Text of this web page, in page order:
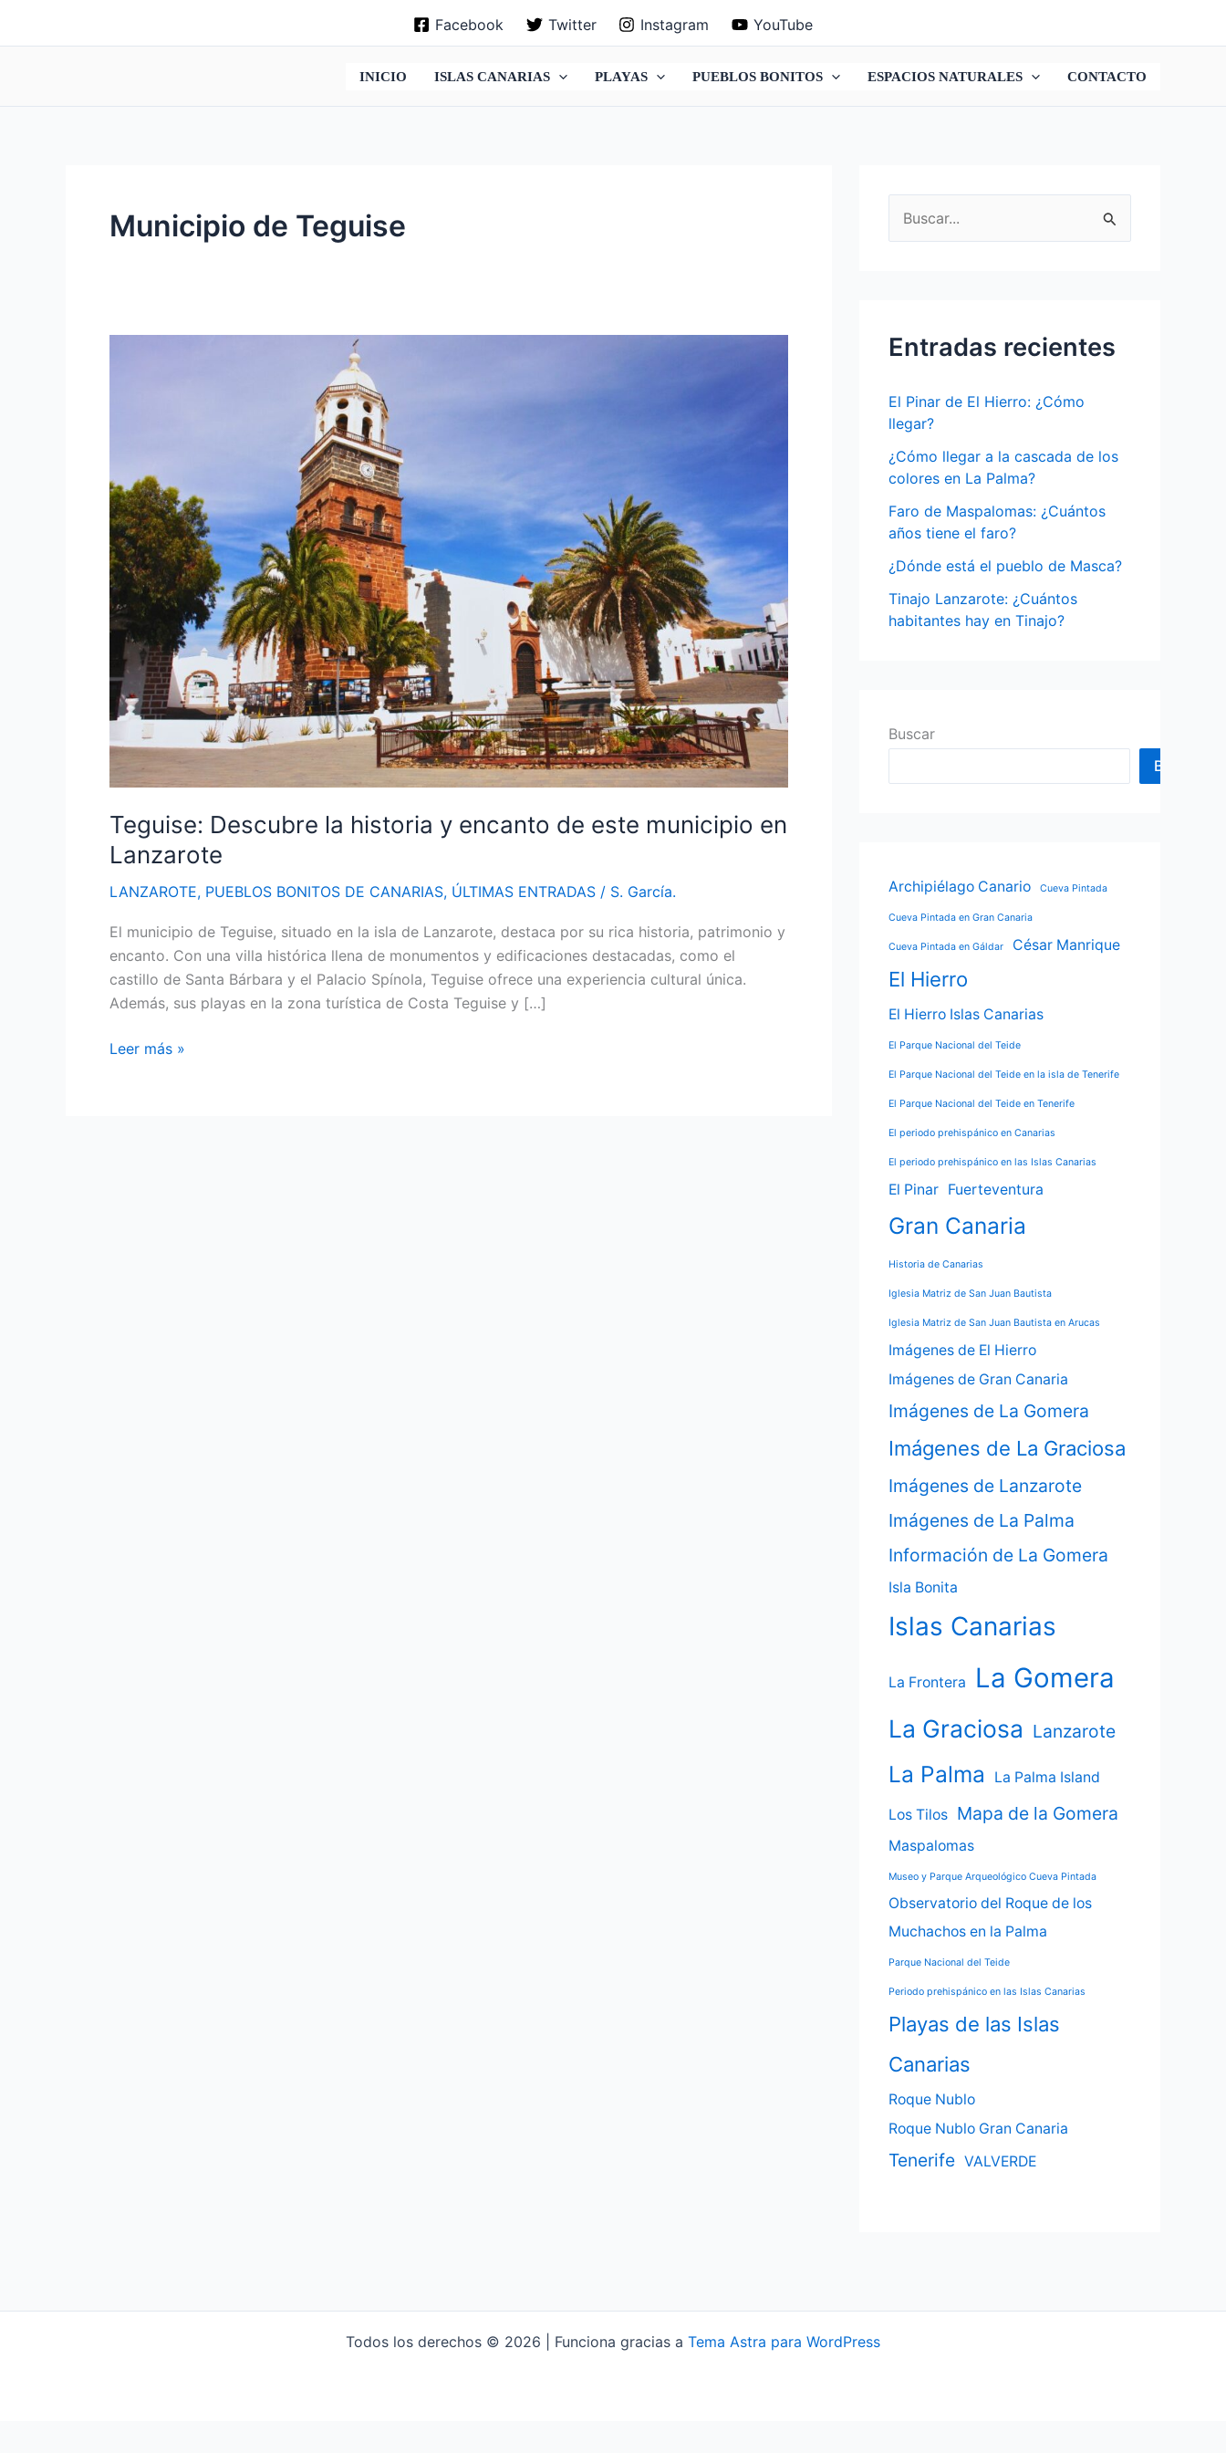
Facebook Twitter Instagram YouTube
INICIO ISLAS CANARIAS PLAYAS PUEBLOS BONITOS ESPACIOS NATURALES CONTACTO
Municipio de Teguise
Teguise: Descubre la historia y encanto de este municipio en
Lanzarote
LANZAROTE, PUEBLOS BONITOS DE CANARIAS, ÚLTIMAS ENTRADAS / S. García.
El municipio de Teguise, situado en la isla de Lanzarote, destaca por su rica historia, patrimonio y
encanto. Con una villa histórica llena de monumentos y edificaciones destacadas, como el
castillo de Santa Bárbara y el Palacio Spínola, Teguise ofrece una experiencia cultural única.
Además, sus playas en la zona turística de Costa Teguise y […]
Teguise:
Leer más »
u
r
o
:
Entradas recientes
El Pinar de El Hierro: ¿Cómo
llegar?
¿Cómo llegar a la cascada de los
colores en La Palma?
Faro de Maspalomas: ¿Cuántos
años tiene el faro?
¿Dónde está el pueblo de Masca?
Tinajo Lanzarote: ¿Cuántos
habitantes hay en Tinajo?
Buscar
Buscar
Archipiélago Canario Cueva Pintada
Cueva Pintada en Gran Canaria
Cueva Pintada en Gáldar César Manrique
El Hierro
El Hierro Islas Canarias
El Parque Nacional del Teide
El Parque Nacional del Teide en la isla de Tenerife
El Parque Nacional del Teide en Tenerife
El periodo prehispánico en Canarias
El periodo prehispánico en las Islas Canarias
El Pinar Fuerteventura
Gran Canaria
Historia de Canarias
Iglesia Matriz de San Juan Bautista
Iglesia Matriz de San Juan Bautista en Arucas
Imágenes de El Hierro
Imágenes de Gran Canaria
Imágenes de La Gomera
Imágenes de La Graciosa
Imágenes de Lanzarote
Imágenes de La Palma
Información de La Gomera
Isla Bonita
Islas Canarias
La Frontera La Gomera
La Graciosa Lanzarote
La Palma La Palma Island
Los Tilos Mapa de la Gomera
Maspalomas
Museo y Parque Arqueológico Cueva Pintada
Observatorio del Roque de los
Muchachos en la Palma
Parque Nacional del Teide
Periodo prehispánico en las Islas Canarias
Playas de las Islas
Canarias
Roque Nublo
Roque Nublo Gran Canaria
Tenerife VALVERDE
Todos los derechos © 2026 | Funciona gracias a Tema Astra para WordPress